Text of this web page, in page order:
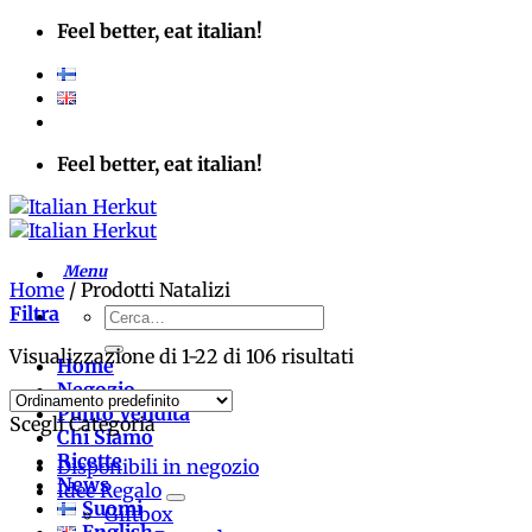
Salta
contenuti
Feel better, eat italian!
Feel better, eat italian!
Cerca:
Home
Negozio
Punto Vendita
Chi Siamo
Ricette
News
Suomi
Home / Prodotti Natalizi
Filtra
Visualizzazione di 1-22 di 106 risultati
Scegli Categoria
Disponibili in negozio
Idee Regalo
Giftbox